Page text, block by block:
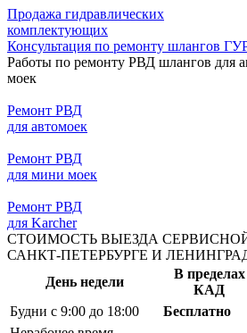
Продажа гидравлических
комплектующих
Консультация по ремонту шлангов
Работы по ремонту РВД шлангов для
моек
Ремонт РВД
для автомоек
Ремонт РВД
для мини моек
Ремонт РВД
для Karcher
СТОИМОСТЬ ВЫЕЗДА
САНКТ-ПЕТЕРБУРГЕ И
День недели
В пределах
КАД
Будни с 9:00 до 18:00
Бесплатно